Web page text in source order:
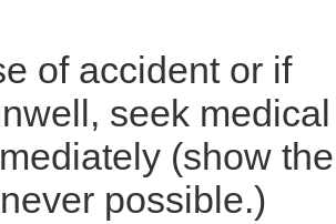
of accident or if
seek medical
(show the
possible.)